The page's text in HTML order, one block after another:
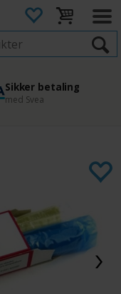
Sikker betaling
med Svea
returfrist
retur